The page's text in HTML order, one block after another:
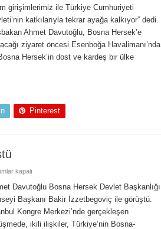
girişimlerimiz ile Türkiye Cumhuriyeti
katkılarıyla tekrar ayağa kalkıyor” dedi.
Ahmet Davutoğlu, Bosna Hersek’e
ziyaret öncesi Esenboğa Havalimanı’nda
Hersek’in dost ve kardeş bir ülke
Pinterest
kapalı
Davutoğlu Bosna Hersek Devlet Başkanlığı
Başkanı Bakir İzzetbegoviç ile görüştü.
Kongre Merkezi’nde gerçekleşen
ikili ilişkiler, Türkiye’nin Bosna-